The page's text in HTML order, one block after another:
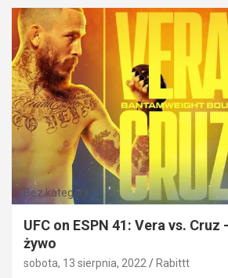
Bez kategorii
UFC on ESPN 41: Vera vs. Cruz
żywo
sobota, 13 sierpnia, 2022 Rabittt